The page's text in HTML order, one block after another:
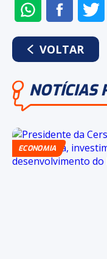
ENVIAR
NO
WHATSAPP
NO
VOLTAR
NOTÍCIAS
ECONOMIA